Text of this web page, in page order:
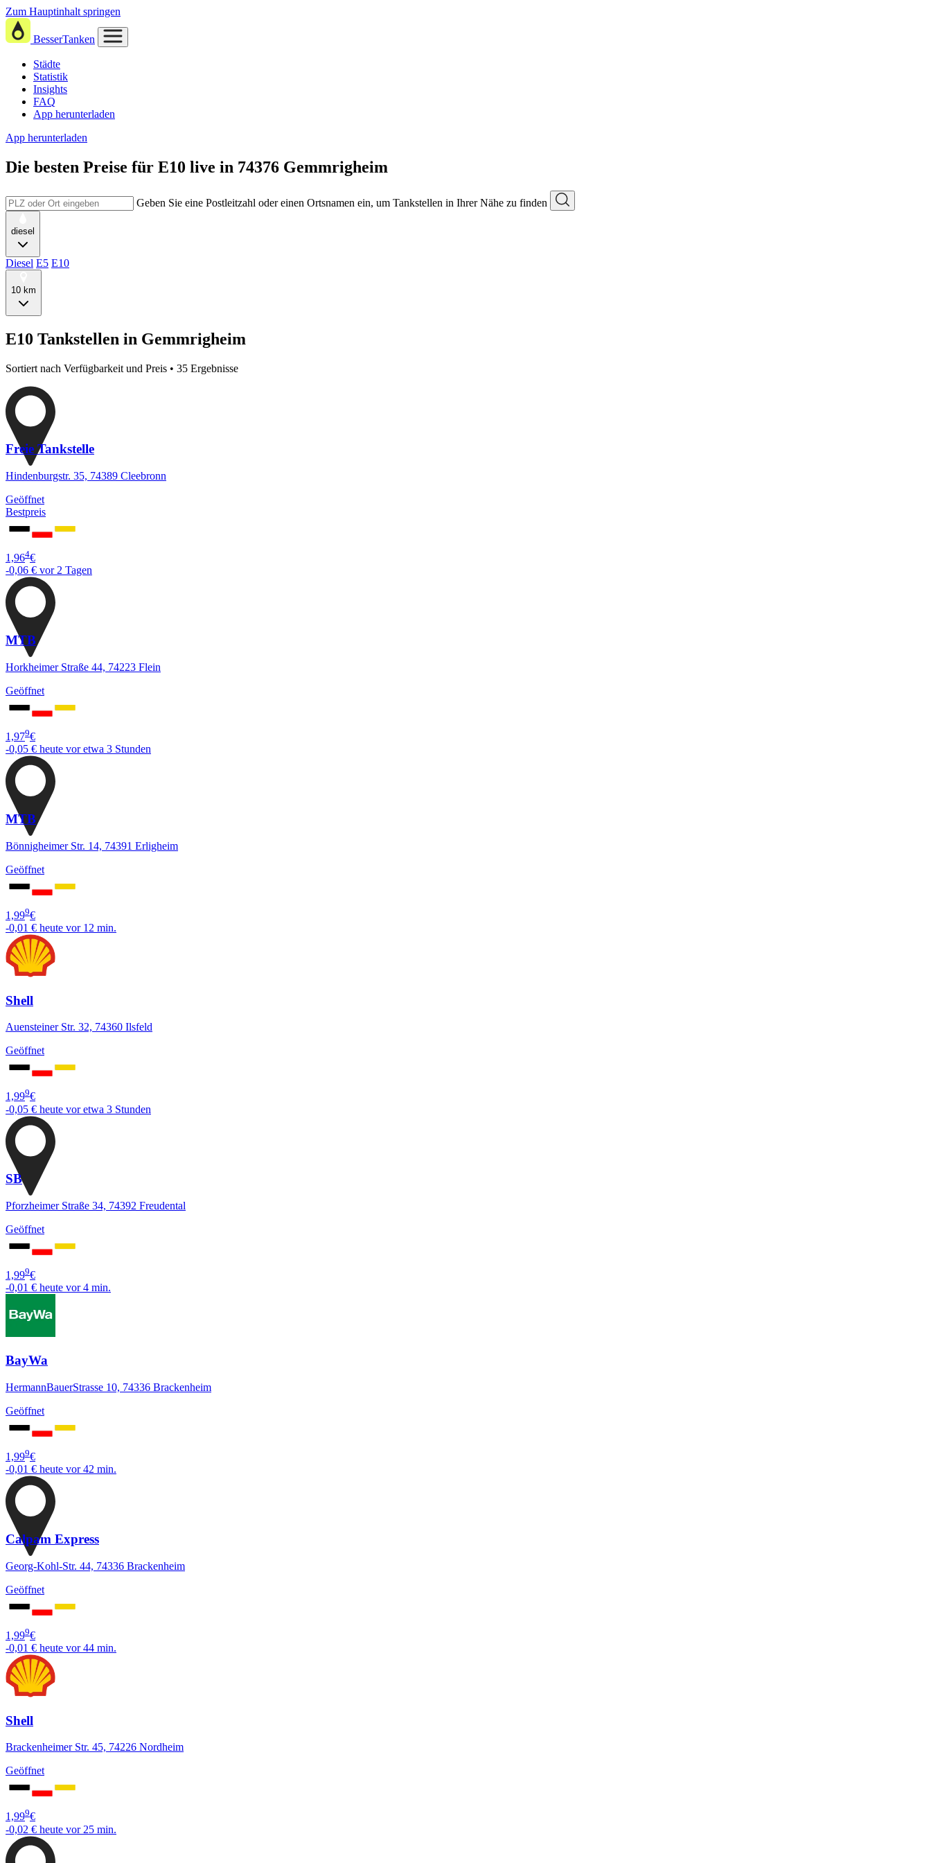
Zum Hauptinhalt springen
BesserTanken
Städte
Statistik
Insights
FAQ
App herunterladen
App herunterladen
Die besten Preise für E10 live in 74376 Gemmrigheim
Geben Sie eine Postleitzahl oder einen Ortsnamen ein, um Tankstellen in Ihrer Nähe zu finden
diesel
Diesel E5 E10
10 km
E10 Tankstellen in Gemmrigheim
Sortiert nach Verfügbarkeit und Preis • 35 Ergebnisse
Freie Tankstelle
Hindenburgstr. 35, 74389 Cleebronn
Geöffnet
Bestpreis
1,964€
-0,06 € vor 2 Tagen
MTB
Horkheimer Straße 44, 74223 Flein
Geöffnet
1,979€
-0,05 € heute vor etwa 3 Stunden
MTB
Bönnigheimer Str. 14, 74391 Erligheim
Geöffnet
1,999€
-0,01 € heute vor 12 min.
Shell
Auensteiner Str. 32, 74360 Ilsfeld
Geöffnet
1,999€
-0,05 € heute vor etwa 3 Stunden
SB
Pforzheimer Straße 34, 74392 Freudental
Geöffnet
1,999€
-0,01 € heute vor 4 min.
BayWa
HermannBauerStrasse 10, 74336 Brackenheim
Geöffnet
1,999€
-0,01 € heute vor 42 min.
Calpam Express
Georg-Kohl-Str. 44, 74336 Brackenheim
Geöffnet
1,999€
-0,01 € heute vor 44 min.
Shell
Brackenheimer Str. 45, 74226 Nordheim
Geöffnet
1,999€
-0,02 € heute vor 25 min.